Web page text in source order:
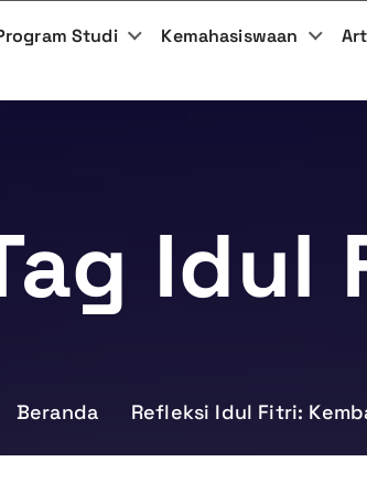
Studi Kemahasiswaan
Idul
Beranda Refleksi Idul Fitri: